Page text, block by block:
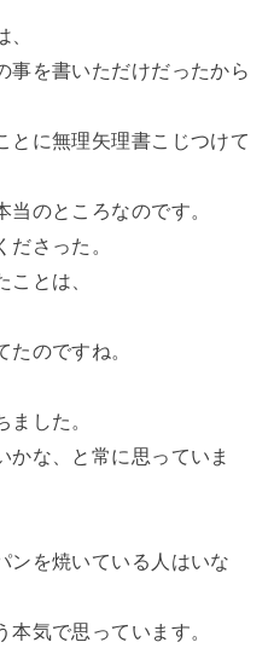
事を書いただけだったから
とに無理矢理書こじつけて
のところなのです。
さった。
ことは、
のですね。
した。
かな、と常に思っていま
ンを焼いている人はいな
気で思っています。